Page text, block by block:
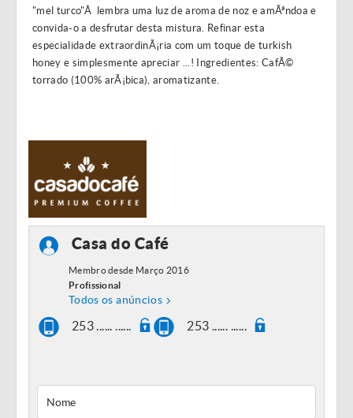
"mel turco"Â lembra uma luz de aroma de noz e amÃªndoa e
convida-o a desfrutar desta mistura. Refinar esta
especialidade extraordinÃ¡ria com um toque de turkish
honey e simplesmente apreciar ...! Ingredientes: CafÃ©
torrado (100% arÃ¡bica), aromatizante.
Casa do Café
Membro desde Março 2016
Profissional
Todos os anúncios
253 ...... ...... 253 ...... ......